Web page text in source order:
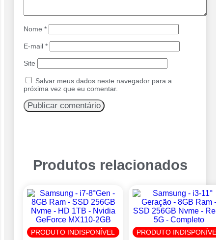
Nome *
E-mail *
Site
Salvar meus dados neste navegador para a
próxima vez que eu comentar.
Produtos relacionados
PRODUTO INDISPONÍVEL PRODUTO